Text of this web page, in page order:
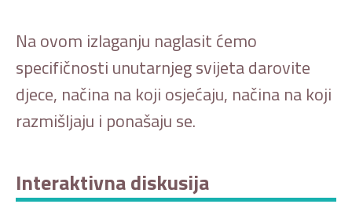
Na ovom izlaganju naglasit ćemo
specifičnosti unutarnjeg svijeta darovite
djece, načina na koji osjećaju, načina na koji
razmišljaju i ponašaju se.
Interaktivna diskusija